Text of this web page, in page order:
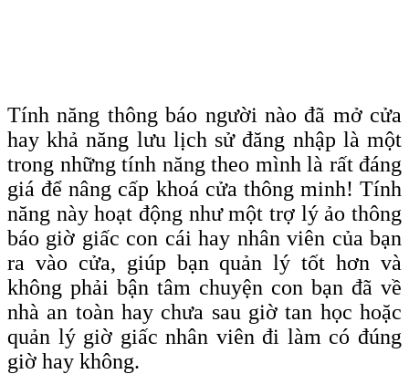
Tính năng thông báo người nào đã mở cửa
hay khả năng lưu lịch sử đăng nhập là một
trong những tính năng theo mình là rất đáng
giá để nâng cấp khoá cửa thông minh! Tính
năng này hoạt động như một trợ lý ảo thông
báo giờ giấc con cái hay nhân viên của bạn
ra vào cửa, giúp bạn quản lý tốt hơn và
không phải bận tâm chuyện con bạn đã về
nhà an toàn hay chưa sau giờ tan học hoặc
quản lý giờ giấc nhân viên đi làm có đúng
giờ hay không.